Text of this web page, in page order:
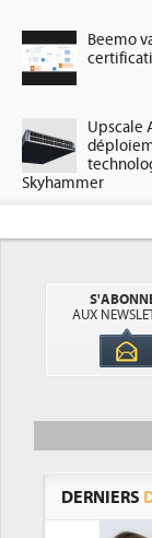
Beemo
Upscale
Skyhammer
AUX
DERNIERS